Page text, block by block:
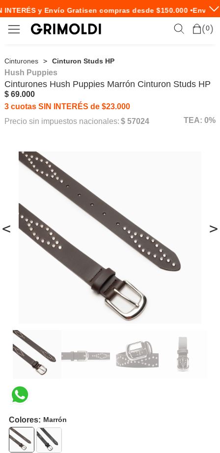
y Envío Gratisen compras desde $150.000 •Envío
0
Cinturones Cinturon Studs HP
< >
Hush Puppies
Cinturones Hush Puppies Marrón Cinturon Studs HP
$ 69.000
3 cuotas SIN INTERÉS de $23.000
Precio sin impuestos nacionales: $ 57024 TEA: 0%
Colores: Marrón